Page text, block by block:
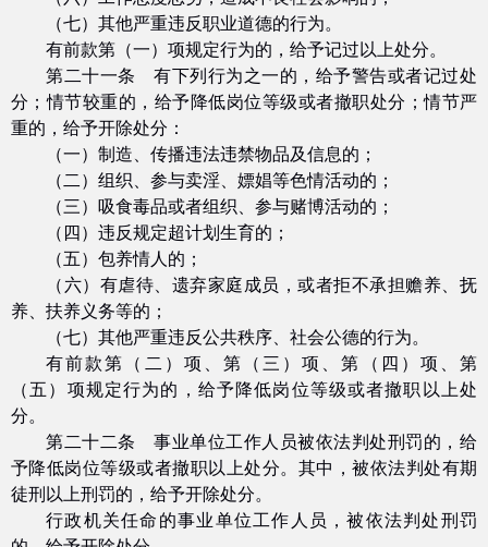
（七）其他严重违反职业道德的行为。
有前款第（一）项规定行为的，给予记过以上处分。
第二十一条 有下列行为之一的，给予警告或者记过处
分；情节较重的，给予降低岗位等级或者撤职处分；情节严
重的，给予开除处分：
（一）制造、传播违法违禁物品及信息的；
（二）组织、参与卖淫、嫖娼等色情活动的；
（三）吸食毒品或者组织、参与赌博活动的；
（四）违反规定超计划生育的；
（五）包养情人的；
（六）有虐待、遗弃家庭成员，或者拒不承担赡养、抚
养、扶养义务等的；
（七）其他严重违反公共秩序、社会公德的行为。
有前款第（二）项、第（三）项、第（四）项、第
（五）项规定行为的，给予降低岗位等级或者撤职以上处
分。
第二十二条 事业单位工作人员被依法判处刑罚的，给
予降低岗位等级或者撤职以上处分。其中，被依法判处有期
徒刑以上刑罚的，给予开除处分。
行政机关任命的事业单位工作人员，被依法判处刑罚